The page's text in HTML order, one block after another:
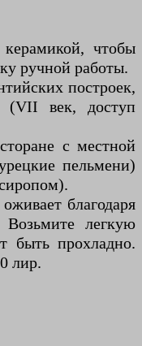
чтобы
ручной работы.
построек,
(VII век, доступ
с местной
пельмени)
благодаря
легкую
быть прохладно.
лир.